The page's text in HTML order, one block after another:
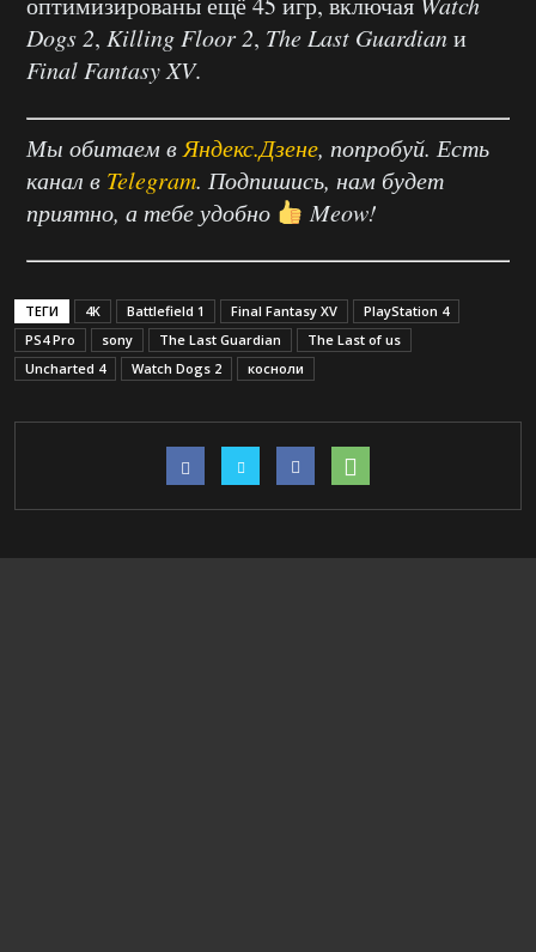
Dogs2, KillingFloor2, TheLast Guardianи
FinalFantasyXV.
Мы обитаем вЯндекс.Дзене, попробуй. Есть
канал в Telegram. Подпишись, нам будет
приятно, а тебе удобно
Meow!
ТЕГИ 4K Battlefield 1 Final Fantasy XV
PlayStation 4
PS4 Pro
sony The Last Guardian
The Last of us
Uncharted 4
Watch Dogs 2 косноли